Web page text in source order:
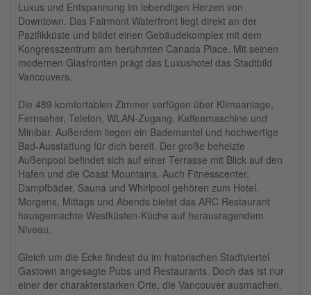
Luxus und Entspannung im lebendigen Herzen von
Downtown. Das Fairmont Waterfront liegt direkt an der
Pazifikküste und bildet einen Gebäudekomplex mit dem
Kongresszentrum am berühmten Canada Place. Mit seinen
modernen Glasfronten prägt das Luxushotel das Stadtbild
Vancouvers.
Die 489 komfortablen Zimmer verfügen über Klimaanlage,
Fernseher, Telefon, WLAN-Zugang, Kaffeemaschine und
Minibar. Außerdem liegen ein Bademantel und hochwertige
Bad-Ausstattung für dich bereit. Der große beheizte
Außenpool befindet sich auf einer Terrasse mit Blick auf den
Hafen und die Coast Mountains. Auch Fitnesscenter,
Dampfbäder, Sauna und Whirlpool gehören zum Hotel.
Morgens, Mittags und Abends bietet das ARC Restaurant
hausgemachte Westküsten-Küche auf herausragendem
Niveau.
Gleich um die Ecke findest du im historischen Stadtviertel
Gastown angesagte Pubs und Restaurants. Doch das ist nur
einer der charakterstarken Orte, die Vancouver ausmachen.